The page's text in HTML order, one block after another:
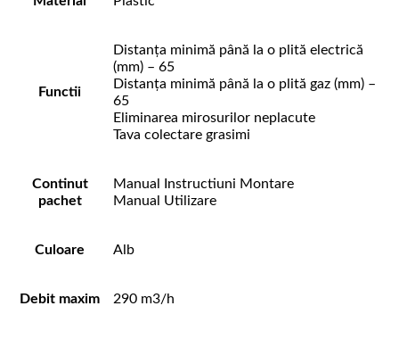
Functii
Distanța minimă până la o plită electrică
(mm) – 65
Distanța minimă până la o plită gaz (mm) –
65
Eliminarea mirosurilor neplacute
Tava colectare grasimi
Continut
pachet
Manual Instructiuni Montare
Manual Utilizare
Culoare Alb
Debit maxim 290 m3/h